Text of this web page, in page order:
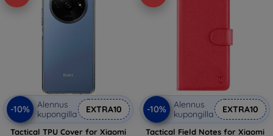
-10%
Alennus
kupongilla
EXTRA10
Tactical TPU Cover for Xiaomi
-10%
Alennus
kupongilla
EXTRA10
Tactical Field Notes for Xiaomi